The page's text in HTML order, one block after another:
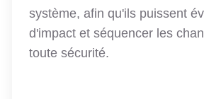
système, afin qu'ils puissent
d'impact et séquencer les
toute sécurité.